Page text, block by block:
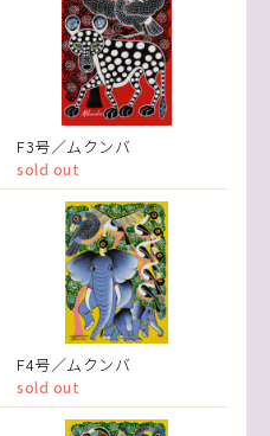
F3号／ムクンバ
sold out
F4号／ムクンバ
sold out